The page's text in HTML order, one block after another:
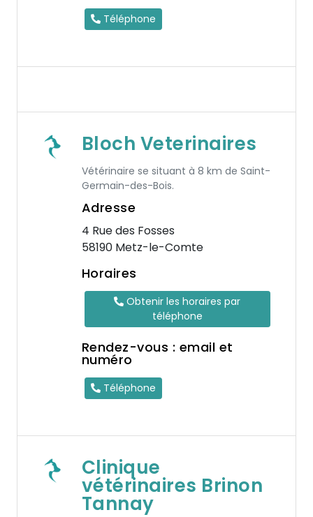
Téléphone
Bloch Veterinaires
Vétérinaire se situant à 8 km de Saint-
Germain-des-Bois.
Adresse
4 Rue des Fosses
58190 Metz-le-Comte
Horaires
Obtenir les horaires par
téléphone
Rendez-vous : email et
numéro
Téléphone
Clinique
vétérinaires Brinon
Tannay